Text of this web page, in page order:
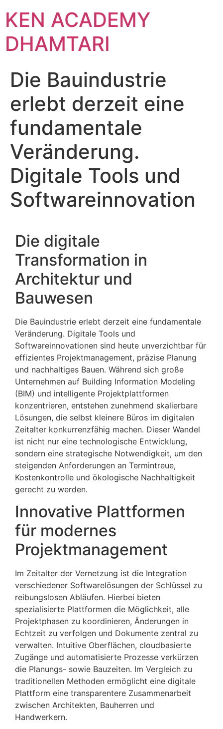
KEN ACADEMY
DHAMTARI
Die Bauindustrie
erlebt derzeit eine
fundamentale
Veränderung.
Digitale Tools und
Softwareinnovation
Die digitale
Transformation in
Architektur und
Bauwesen
Die Bauindustrie erlebt derzeit eine fundamentale
Veränderung. Digitale Tools und
Softwareinnovationen sind heute unverzichtbar für
effizientes Projektmanagement, präzise Planung
und nachhaltiges Bauen. Während sich große
Unternehmen auf Building Information Modeling
(BIM) und intelligente Projektplattformen
konzentrieren, entstehen zunehmend skalierbare
Lösungen, die selbst kleinere Büros im digitalen
Zeitalter konkurrenzfähig machen. Dieser Wandel
ist nicht nur eine technologische Entwicklung,
sondern eine strategische Notwendigkeit, um den
steigenden Anforderungen an Termintreue,
Kostenkontrolle und ökologische Nachhaltigkeit
gerecht zu werden.
Innovative Plattformen
für modernes
Projektmanagement
Im Zeitalter der Vernetzung ist die Integration
verschiedener Softwarelösungen der Schlüssel zu
reibungslosen Abläufen. Hierbei bieten
spezialisierte Plattformen die Möglichkeit, alle
Projektphasen zu koordinieren, Änderungen in
Echtzeit zu verfolgen und Dokumente zentral zu
verwalten. Intuitive Oberflächen, cloudbasierte
Zugänge und automatisierte Prozesse verkürzen
die Planungs- sowie Bauzeiten. Im Vergleich zu
traditionellen Methoden ermöglicht eine digitale
Plattform eine transparentere Zusammenarbeit
zwischen Architekten, Bauherren und
Handwerkern.